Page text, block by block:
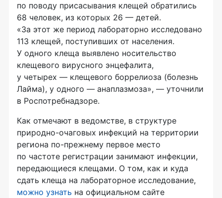
по поводу присасывания клещей обратились
68 человек, из которых 26 — детей.
«За этот же период лабораторно исследовано
113 клещей, поступивших от населения.
У одного клеща выявлено носительство
клещевого вирусного энцефалита,
у четырех — клещевого боррелиоза (болезнь
Лайма), у одного — анаплазмоза», — уточнили
в Роспотребнадзоре.
Как отмечают в ведомстве, в структуре
природно-очаговых инфекций на территории
региона по-прежнему первое место
по частоте регистрации занимают инфекции,
передающиеся клещами. О том, как и куда
сдать клеща на лабораторное исследование,
можно узнать на официальном сайте